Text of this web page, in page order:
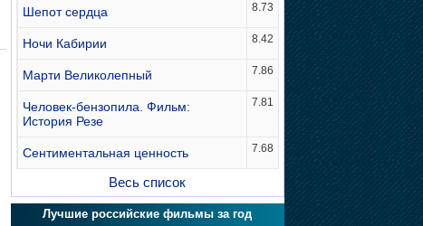
Шепот сердца 8.73
Ночи Кабирии 8.42
Марти Великолепный 7.86
Человек-бензопила. Фильм:
История Резе
7.81
Сентиментальная ценность 7.68
Весь список
Лучшие российские фильмы за год